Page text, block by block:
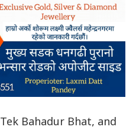
Bahadur Bhat, and